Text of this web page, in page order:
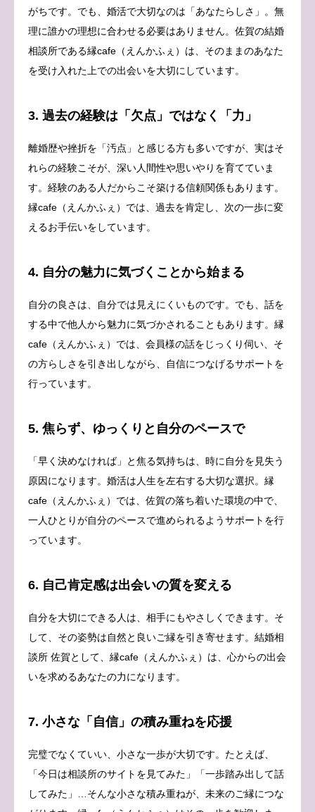
がちです。でも、婚活で大切なのは「あなたらしさ」。無
理に誰かの理想に合わせる必要はありません。佐賀の結婚
相談所である縁cafe（えんかふぇ）は、そのままのあなた
を受け入れた上での出会いを大切にしています。
3. 過去の経験は「欠点」ではなく「力」
離婚歴や挫折を「汚点」と感じる方も多いですが、実はそ
れらの経験こそが、深い人間性や思いやりを育てていま
す。経験のある人だからこそ築ける信頼関係もあります。
縁cafe（えんかふぇ）では、過去を肯定し、次の一歩に変
えるお手伝いをしています。
4. 自分の魅力に気づくことから始まる
自分の良さは、自分では見えにくいものです。でも、話を
する中で他人から魅力に気づかされることもあります。縁
cafe（えんかふぇ）では、会員様の話をじっくり伺い、そ
の方らしさを引き出しながら、自信につなげるサポートを
行っています。
5. 焦らず、ゆっくりと自分のペースで
「早く決めなければ」と焦る気持ちは、時に自分を見失う
原因になります。婚活は人生を左右する大切な選択。縁
cafe（えんかふぇ）では、佐賀の落ち着いた環境の中で、
一人ひとりが自分のペースで進められるようサポートを行
っています。
6. 自己肯定感は出会いの質を変える
自分を大切にできる人は、相手にもやさしくできます。そ
して、その姿勢は自然と良いご縁を引き寄せます。結婚相
談所 佐賀として、縁cafe（えんかふぇ）は、心からの出会
いを求めるあなたの力になります。
7. 小さな「自信」の積み重ねを応援
完璧でなくていい、小さな一歩が大切です。たとえば、
「今日は相談所のサイトを見てみた」「一歩踏み出して話
してみた」…そんな小さな積み重ねが、未来のご縁につな